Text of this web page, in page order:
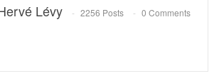
Lévy 2256 Posts 0 Comments